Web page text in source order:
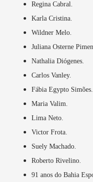
Regina Cabral.
Karla Cristina.
Wildner Melo.
Juliana Osterne
Nathalia Diógenes.
Carlos Vanley.
Fábia Egypto Simões.
Maria Valim.
Lima Neto.
Victor Frota.
Suely Machado.
Roberto Rivelino.
91 anos do Bahia